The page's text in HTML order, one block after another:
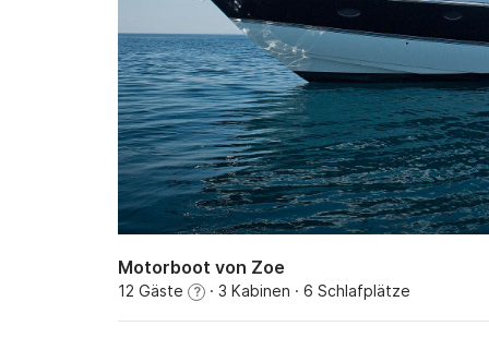
Motorboot von Zoe
12 Gäste ? · 3 Kabinen · 6 Schlafplätze